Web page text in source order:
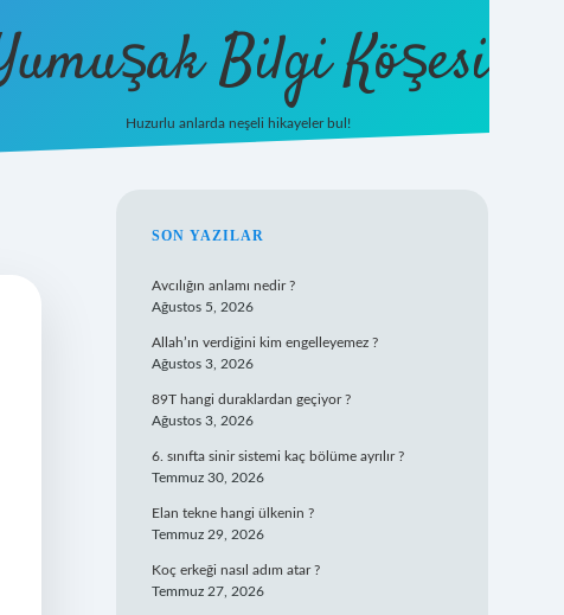
Bilgi Köşesi
Huzurlu anlarda neşeli hikayeler bul!
SIDEBAR
SON YAZILAR
Avcılığın anlamı nedir ?
Ağustos 5, 2026
Allah’ın verdiğini kim engelleyemez ?
Ağustos 3, 2026
89T hangi duraklardan geçiyor ?
Ağustos 3, 2026
6. sınıfta sinir sistemi kaç bölüme ayrılır ?
Temmuz 30, 2026
Elan tekne hangi ülkenin ?
Temmuz 29, 2026
Koç erkeği nasıl adım atar ?
Temmuz 27, 2026